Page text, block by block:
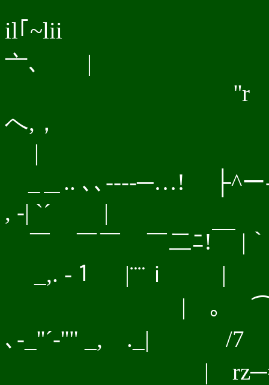
il｢
亠､ |
''r
へ,
|
_＿.. ､､---‐─…!
, -| `´ |
￣ ￣￣ ￣
_,. -１
| ｡
､-_''´‐''" _,ゝ
| rz─=,ﾆ=-